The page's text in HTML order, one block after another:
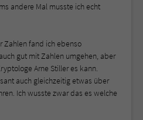
andere Mal musste ich echt
Zahlen fand ich ebenso
gut mit Zahlen umgehen, aber
Arne Stiller es kann.
auch gleichzeitig etwas über
Ich wusste zwar das es welche